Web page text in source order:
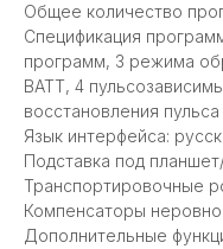
Общее количество
Спецификация
программ, 3 режима
ВАТТ, 4
восстановления пульса
Язык интерфейса:
Подставка под
Транспортировочные
Компенсаторы
Дополнительные